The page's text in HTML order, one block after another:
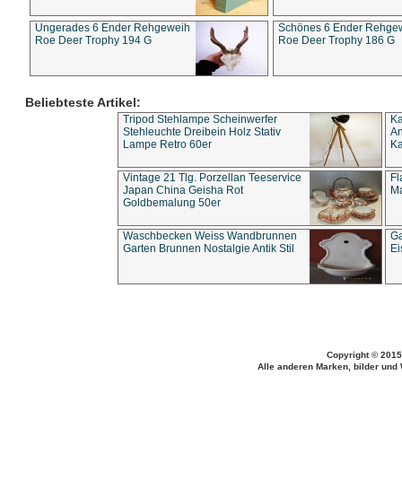
Ungerades 6 Ender Rehgeweih
Roe Deer Trophy 194 G
Schönes 6 Ender
Roe Deer Trophy 186 G
Beliebteste Artikel:
Tripod Stehlampe Scheinwerfer
Stehleuchte Dreibein Holz Stativ
Lampe Retro 60er
Vintage 21 Tlg. Porzellan Teeservice
Japan China Geisha Rot
Goldbemalung 50er
Waschbecken Weiss Wandbrunnen
Garten Brunnen Nostalgie Antik Stil
Copyright ©
Alle anderen Marken, bilder und